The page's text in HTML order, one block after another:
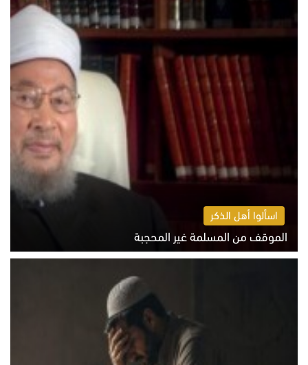
اسألوا أهل الذكر
الموقف من المسلمة غير المحجبة
الخميس 6 أغسطس 2026 10:45 ص